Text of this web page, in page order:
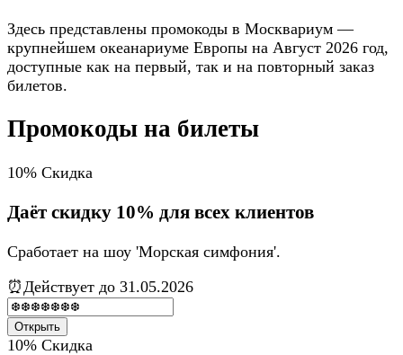
Здесь представлены промокоды в Москвариум —
крупнейшем океанариуме Европы на Август 2026 год,
доступные как на первый, так и на повторный заказ
билетов.
Промокоды на билеты
10% Скидка
Даёт скидку 10% для всех клиентов
Сработает на шоу 'Морская симфония'.
⏰Действует до 31.05.2026
Открыть
10% Скидка